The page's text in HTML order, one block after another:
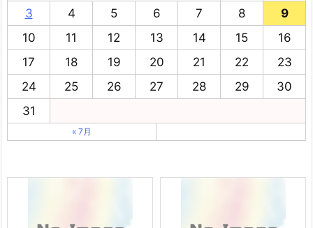
3
4 5 6 7 8
9
10
11 12 13 14 15
16
17
18 19 20 21 22
23
24
25 26 27 28 29
30
31
« 7月